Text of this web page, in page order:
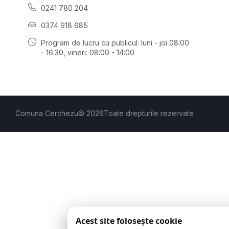
0241 780 204
0374 918 685
Program de lucru cu publicul: luni - joi 08:00
- 16:30 , vineri: 08:00 - 14:00
Comuna Cerchezu© 2026Toate drepturile rezervate
Acest site folosește cookie